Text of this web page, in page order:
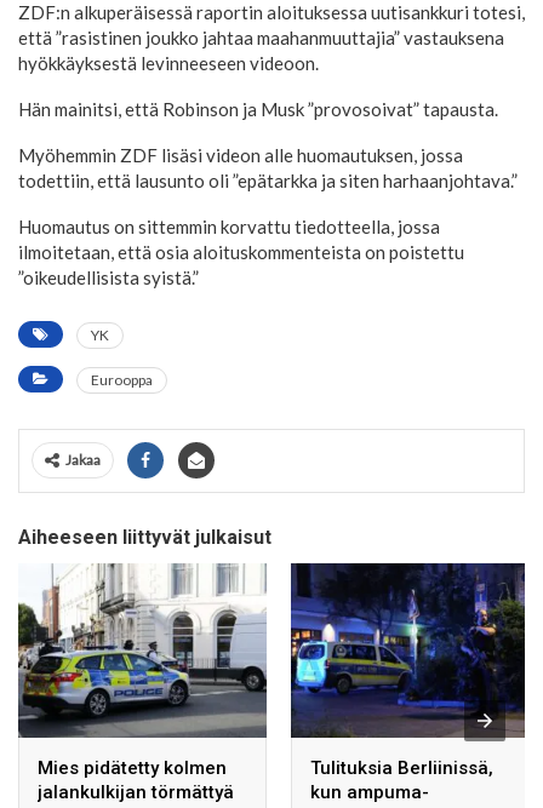
ZDF:n alkuperäisessä raportin aloituksessa uutisankkuri totesi,
että ”rasistinen joukko jahtaa maahanmuuttajia” vastauksena
hyökkäyksestä levinneeseen videoon.
Hän mainitsi, että Robinson ja Musk ”provosoivat” tapausta.
Myöhemmin ZDF lisäsi videon alle huomautuksen, jossa
todettiin, että lausunto oli ”epätarkka ja siten harhaanjohtava.”
Huomautus on sittemmin korvattu tiedotteella, jossa
ilmoitetaan, että osia aloituskommenteista on poistettu
”oikeudellisista syistä.”
YK
Eurooppa
Jakaa
Aiheeseen liittyvät julkaisut
Mies pidätetty kolmen
jalankulkijan törmättyä
Tulituksia Berliinissä,
kun ampuma-